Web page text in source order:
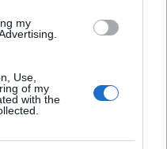
my
Use,
of my
with the
eső a Duna vízgyűjtőjére